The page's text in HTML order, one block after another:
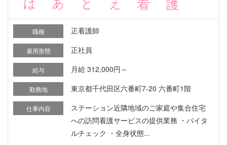
職種 正看護師
雇用形態 正社員
給与 月給 312,000円～
勤務地 東京都千代田区六番町7-20 六番町1階
仕事内容
ステーション近隣地域のご家庭や集合住宅
への訪問看護サービスの提供業務 ・バイタ
ルチェック ・全身状態...